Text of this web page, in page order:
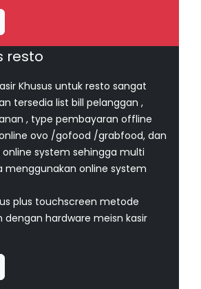
resto
Khusus untuk resto sangat
tersedia list bill pelanggan ,
, type pembayaran offline
ovo /gofood /grabfood, dan
system sehingga multi
menggunakan online system
plus touchscreen metode
dengan hardware meisn kasir